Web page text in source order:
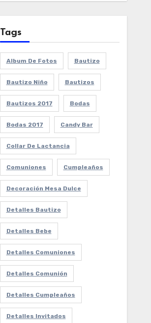
Tags
Album De Fotos Bautizo
Bautizo Niño Bautizos
Bautizos 2017 Bodas
Bodas 2017 Candy Bar
Collar De Lactancia
Comuniones Cumpleaños
Decoración Mesa Dulce
Detalles Bautizo
Detalles Bebe
Detalles Comuniones
Detalles Comunión
Detalles Cumpleaños
Detalles Invitados